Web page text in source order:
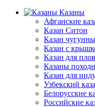
Казаны
Афганские
Казан Ситон
Казан
Казан с
Казан для
Казаны
Казан для
Узбекский
Белорусские
Российские